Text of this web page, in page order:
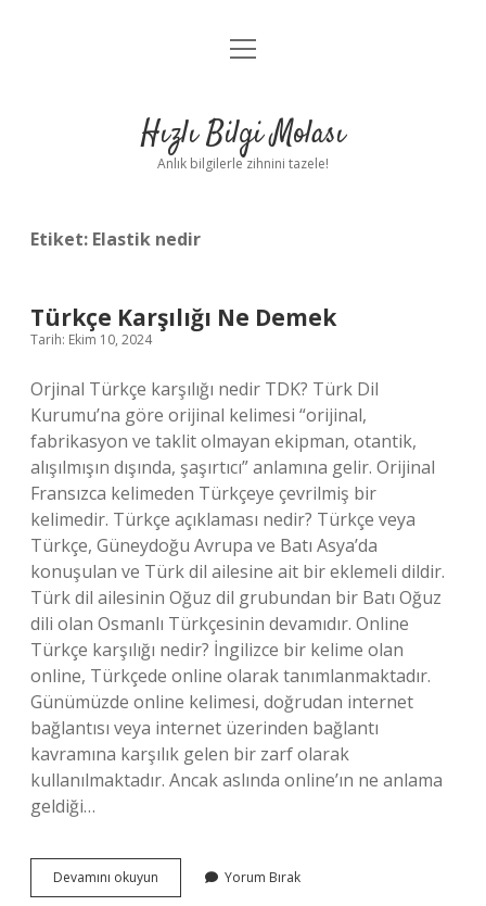
Anasayfa
Yasal Uyarı
menüyü
Hızlı Bilgi Molası
Anlık bilgilerle zihnini tazele!
Etiket: Elastik nedir
Türkçe Karşılığı Ne Demek
Tarih: Ekim 10, 2024
Orjinal Türkçe karşılığı nedir TDK? Türk Dil
Kurumu’na göre orijinal kelimesi “orijinal,
fabrikasyon ve taklit olmayan ekipman, otantik,
alışılmışın dışında, şaşırtıcı” anlamına gelir. Orijinal
Fransızca kelimeden Türkçeye çevrilmiş bir
kelimedir. Türkçe açıklaması nedir? Türkçe veya
Türkçe, Güneydoğu Avrupa ve Batı Asya’da
konuşulan ve Türk dil ailesine ait bir eklemeli dildir.
Türk dil ailesinin Oğuz dil grubundan bir Batı Oğuz
dili olan Osmanlı Türkçesinin devamıdır. Online
Türkçe karşılığı nedir? İngilizce bir kelime olan
online, Türkçede online olarak tanımlanmaktadır.
Günümüzde online kelimesi, doğrudan internet
bağlantısı veya internet üzerinden bağlantı
kavramına karşılık gelen bir zarf olarak
kullanılmaktadır. Ancak aslında online’ın ne anlama
geldiği…
Devamını okuyun
Karşılığı
Yorum Bırak